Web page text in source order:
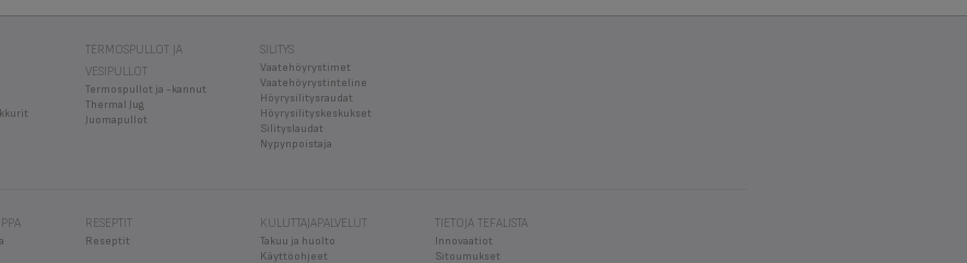
TERMOSPULLOT JA
VESIPULLOT
Termospullot ja -kannut
Thermal Jug
Juomapullot
SILITYS
Vaatehöyrystimet
Vaatehöyrystinteline
Höyrysilitysraudat
Höyrysilityskeskukset
Silityslaudat
Nypynpoistaja
RESEPTIT
Reseptit
KULUTTAJAPALVELUT
Takuu ja huolto
Käyttöohjeet
TIETOJA TEFALISTA
Innovaatiot
Sitoumukset